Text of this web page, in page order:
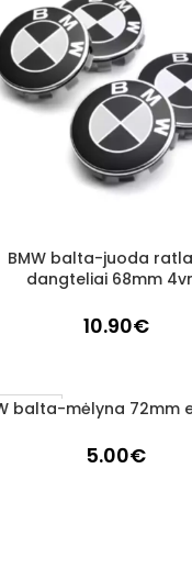
BMW balta-juoda
dangteliai 68mm
10.90€
D. D.
balta-mėlyna 72mm
5.00€